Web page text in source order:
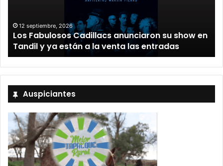
12 septiembre, 2026
Los Fabulosos Cadillacs anunciaron su show en
Tandil y ya están a la venta las entradas
Auspiciantes